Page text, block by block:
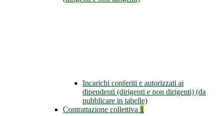
Incarichi conferiti e autorizzati ai
dipendenti (dirigenti e non dirigenti) (da
pubblicare in tabelle)
Contrattazione collettiva 1